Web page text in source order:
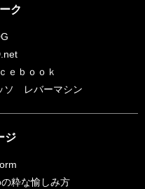
ク
ｅｂｏｏｋ
ソ レバーマシン
ジ
粋な愉しみ方